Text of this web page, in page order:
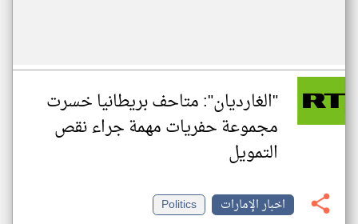
"الغارديان": متاحف بريطانيا خسرت
مجموعة حفريات مهمة جراء نقص
التمويل
اخبار الإمارات
Politics